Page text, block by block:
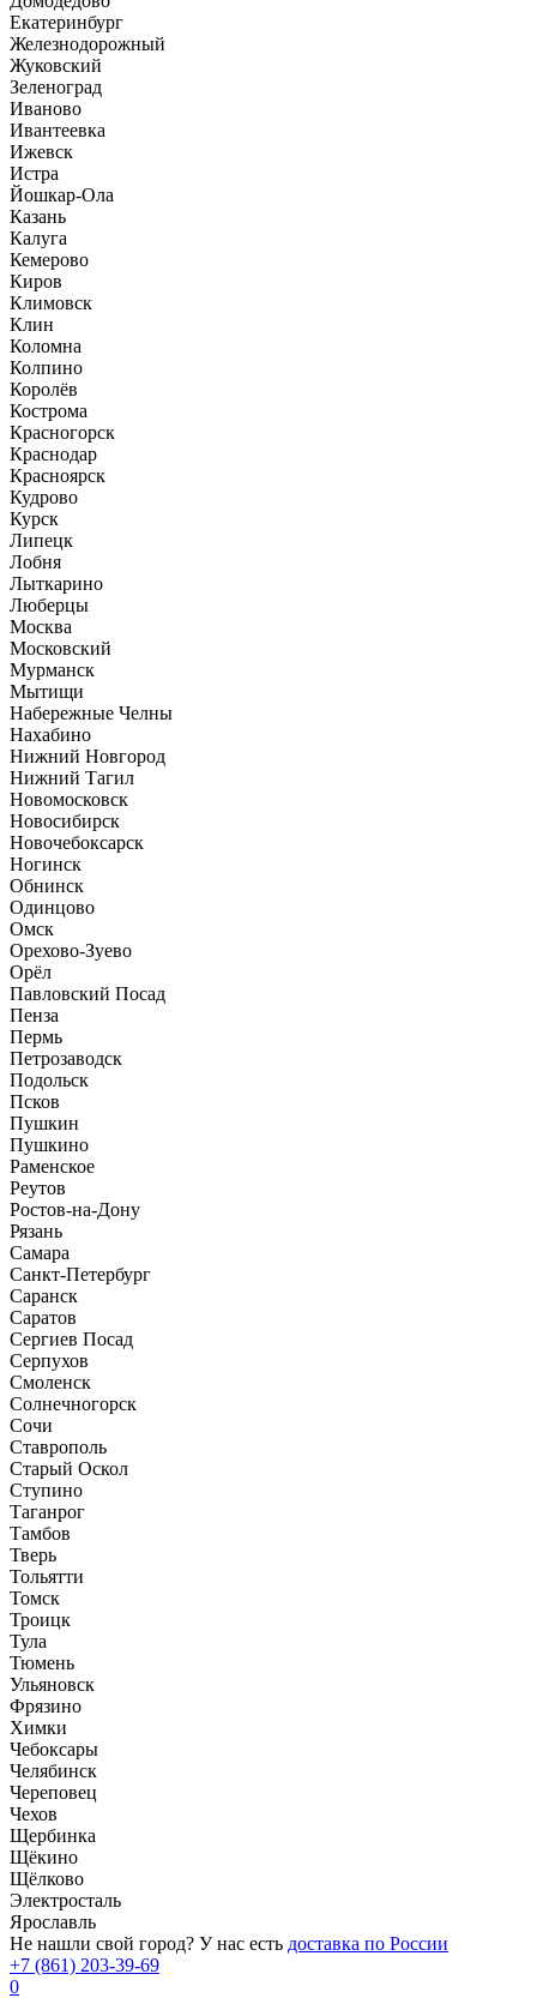
Екатеринбург
Железнодорожный
Жуковский
Зеленоград
Иваново
Ивантеевка
Ижевск
Истра
Йошкар-Ола
Казань
Калуга
Кемерово
Киров
Климовск
Клин
Коломна
Колпино
Королёв
Кострома
Красногорск
Краснодар
Красноярск
Кудрово
Курск
Липецк
Лобня
Лыткарино
Люберцы
Москва
Московский
Мурманск
Мытищи
Набережные Челны
Нахабино
Нижний Новгород
Нижний Тагил
Новомосковск
Новосибирск
Новочебоксарск
Ногинск
Обнинск
Одинцово
Омск
Орехово-Зуево
Орёл
Павловский Посад
Пенза
Пермь
Петрозаводск
Подольск
Псков
Пушкин
Пушкино
Раменское
Реутов
Ростов-на-Дону
Рязань
Самара
Санкт-Петербург
Саранск
Саратов
Сергиев Посад
Серпухов
Смоленск
Солнечногорск
Сочи
Ставрополь
Старый Оскол
Ступино
Таганрог
Тамбов
Тверь
Тольятти
Томск
Троицк
Тула
Тюмень
Ульяновск
Фрязино
Химки
Чебоксары
Челябинск
Череповец
Чехов
Щербинка
Щёкино
Щёлково
Электросталь
Ярославль
Не нашли свой город? У нас есть доставка по России
+7 (861) 203-39-69
0